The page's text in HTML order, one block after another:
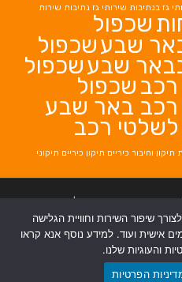
גז בנתיבות שירותי גז נתיבות שירות
שכפול
שבעשכפול
שבעשכפול
שכפול
רכב באר שבע
רכב
תיקון וחיבור כיריים תיקון כיריים תיקוני
שבע |
שיפור השירות וחוויית הגלישה
אישית ועוד. למידע נוסף אנא קראו
והעוגיות שלנו.
הפרטיות